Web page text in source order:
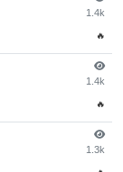
1.4k
🔥
1.4k
🔥
1.3k